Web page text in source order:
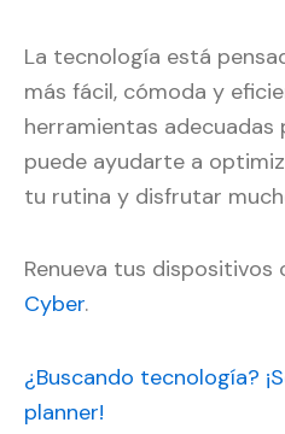
La tecnología está
más fácil, cómoda y
herramientas adecuadas
puede ayudarte a
tu rutina y disfrutar
Renueva tus dispositivos
Cyber.
¿Buscando tecnología?
planner!